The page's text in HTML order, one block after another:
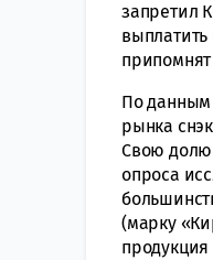
запретил
По данным
рынка
Свою долю
опроса
(марку